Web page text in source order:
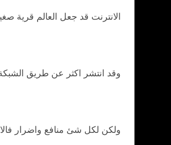
الانترنت قد جعل العالم قرية
وقد انتشر اكثر عن طريق الشبكة
ولكن لكل شئ منافع واضرار